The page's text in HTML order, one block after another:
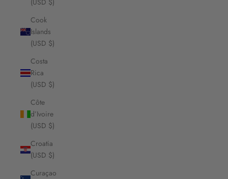
(USD $)
Cook
Islands
(USD $)
Costa
Rica
(USD $)
Côte
d’Ivoire
(USD $)
Croatia
(USD $)
Curaçao